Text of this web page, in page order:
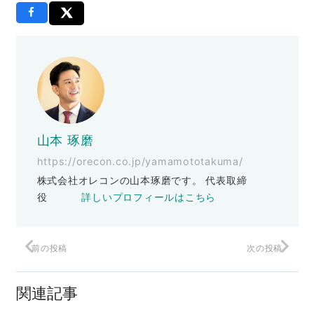
山本 琢磨
https://orecon.co.jp/yamamototakuma/
株式会社オレコンの山本琢磨です。 代表取締
役詳しいプロフィールはこちら
前の投稿 次の投稿
関連記事